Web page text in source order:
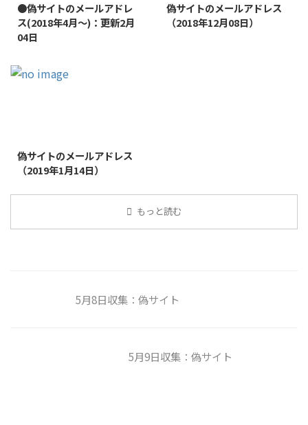
●偽サイトのメールアドレ
ス(2018年4月～)：更新2月
04日
偽サイトのメールアドレス
（2018年12月08日）
偽サイトのメールアドレス
（2019年1月14日）
もっと読む
5月8日収集：偽サイト
5月9日収集：偽サイト